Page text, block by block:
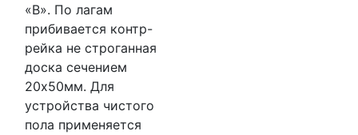
«В». По лагам
прибивается контр-
рейка не строганная
доска сечением
20х50мм. Для
устройства чистого
пола применяется